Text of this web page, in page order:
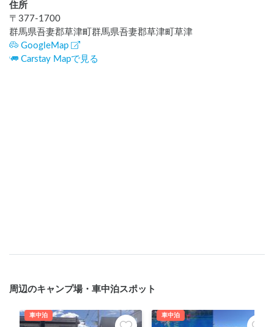
住所
〒 377-1700
群馬県吾妻郡草津町群馬県吾妻郡草津町草津
GoogleMap
Carstay Mapで見る
周辺のキャンプ場・車中泊スポット
車中泊 車中泊